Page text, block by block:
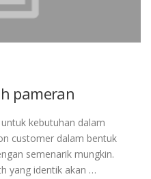
pameran
kebutuhan dalam
customer dalam bentuk
semenarik mungkin.
yang identik akan …